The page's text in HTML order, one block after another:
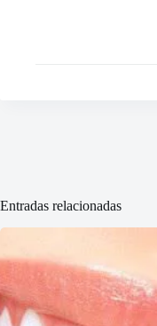
Entradas relacionadas